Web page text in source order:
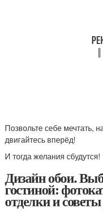
Позвольте себе мечтать,
двигайтесь вперёд!
И тогда желания сбудутся!
Дизайн обои.
гостиной:
отделки и